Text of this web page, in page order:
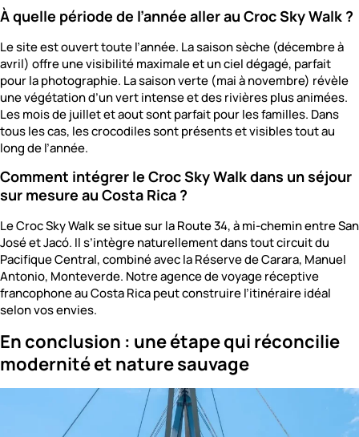
À quelle période de l’année aller au Croc Sky Walk ?
Le site est ouvert toute l’année. La saison sèche (décembre à
avril) offre une visibilité maximale et un ciel dégagé, parfait
pour la photographie. La saison verte (mai à novembre) révèle
une végétation d’un vert intense et des rivières plus animées.
Les mois de juillet et aout sont parfait pour les familles. Dans
tous les cas, les crocodiles sont présents et visibles tout au
long de l’année.
Comment intégrer le Croc Sky Walk dans un séjour
sur mesure au Costa Rica ?
Le Croc Sky Walk se situe sur la Route 34, à mi-chemin entre San
José et Jacó. Il s’intègre naturellement dans tout circuit du
Pacifique Central, combiné avec la Réserve de Carara, Manuel
Antonio, Monteverde. Notre agence de voyage réceptive
francophone au Costa Rica peut construire l’itinéraire idéal
selon vos envies.
En conclusion : une étape qui réconcilie
modernité et nature sauvage